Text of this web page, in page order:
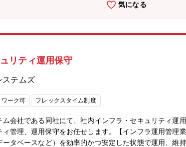
気になる
リティ運用保守
ステムズ
ワーク可 フレックスタイム制度
会社である同社にて、社内インフラ・セキュリティ運
管理、運用保守をお任せします。【インフラ運用管理
タベースなど）を効率的かつ安定した状態で運用、維